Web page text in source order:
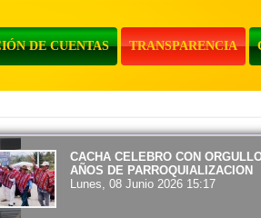
DE CUENTAS TRANSPARENCIA
CACHA CELEBRO CON
AÑOS DE PARROQUIALIZACION
Lunes, 08 Junio 2026 15:17